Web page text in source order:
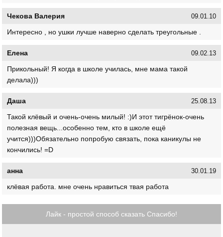
Чекова Валерия 09.01.10
Интересно , но ушки лучше наверно сделать треугольные .
Елена 09.02.13
Прикольный! Я когда в школе училась, мне мама такой
делала)))
Даша 25.08.13
Такой клёвый и очень-очень милый! :)И этот тигрёнок-очень
полезная вещь...особенно тем, кто в школе ещё
учится)))Обязательно попробую связать, пока каникулы не
кончились! =D
анна 30.01.19
клёвая работа. мне очень нравиться твая работа
Лайк - простой способ сказать Спасибо!